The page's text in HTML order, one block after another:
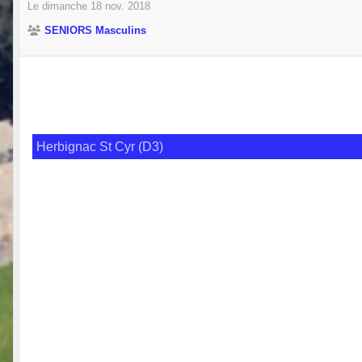
Le dimanche 18 nov. 2018
SENIORS Masculins
Herbignac St Cyr (D3)